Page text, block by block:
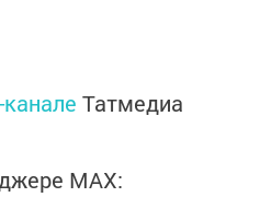
Татмедиа
MАХ: